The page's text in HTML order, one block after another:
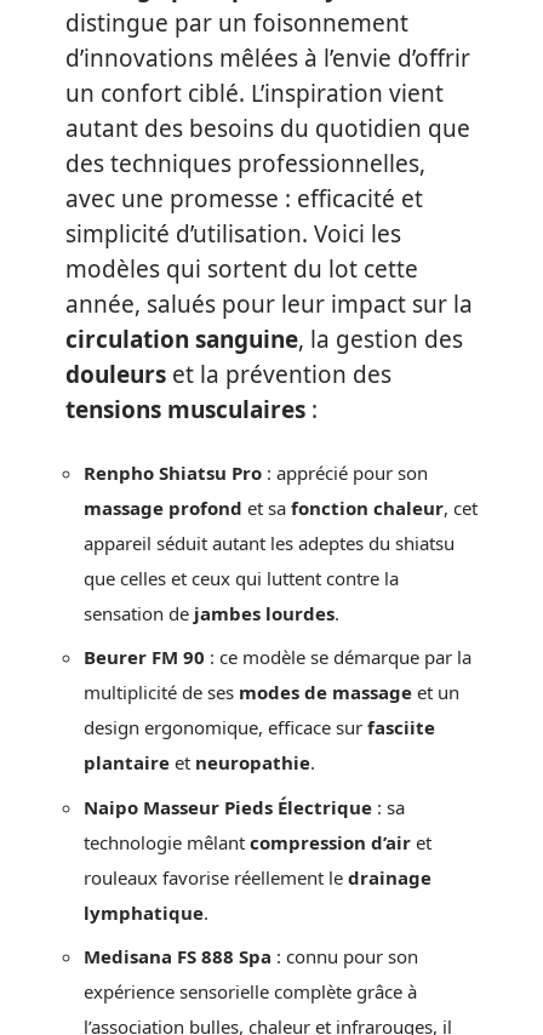
distingue par un foisonnement
d’innovations mêlées à l’envie d’offrir
un confort ciblé. L’inspiration vient
autant des besoins du quotidien que
des techniques professionnelles,
avec une promesse : efficacité et
simplicité d’utilisation. Voici les
modèles qui sortent du lot cette
année, salués pour leur impact sur la
circulation sanguine, la gestion des
douleurs et la prévention des
tensions musculaires :
Renpho Shiatsu Pro : apprécié pour son
massage profond et sa fonction chaleur, cet
appareil séduit autant les adeptes du shiatsu
que celles et ceux qui luttent contre la
sensation de jambes lourdes.
Beurer FM 90 : ce modèle se démarque par la
multiplicité de ses modes de massage et un
design ergonomique, efficace sur fasciite
plantaire et neuropathie.
Naipo Masseur Pieds Électrique : sa
technologie mêlant compression d’air et
rouleaux favorise réellement le drainage
lymphatique.
Medisana FS 888 Spa : connu pour son
expérience sensorielle complète grâce à
l’association bulles, chaleur et infrarouges, il